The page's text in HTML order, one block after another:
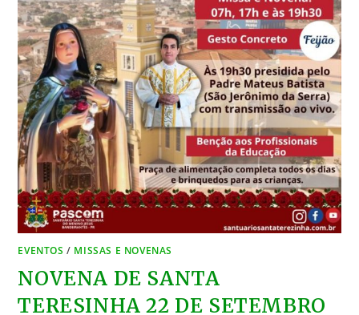
EVENTOS / MISSAS E NOVENAS
NOVENA DE SANTA
TERESINHA 22 DE SETEMBRO